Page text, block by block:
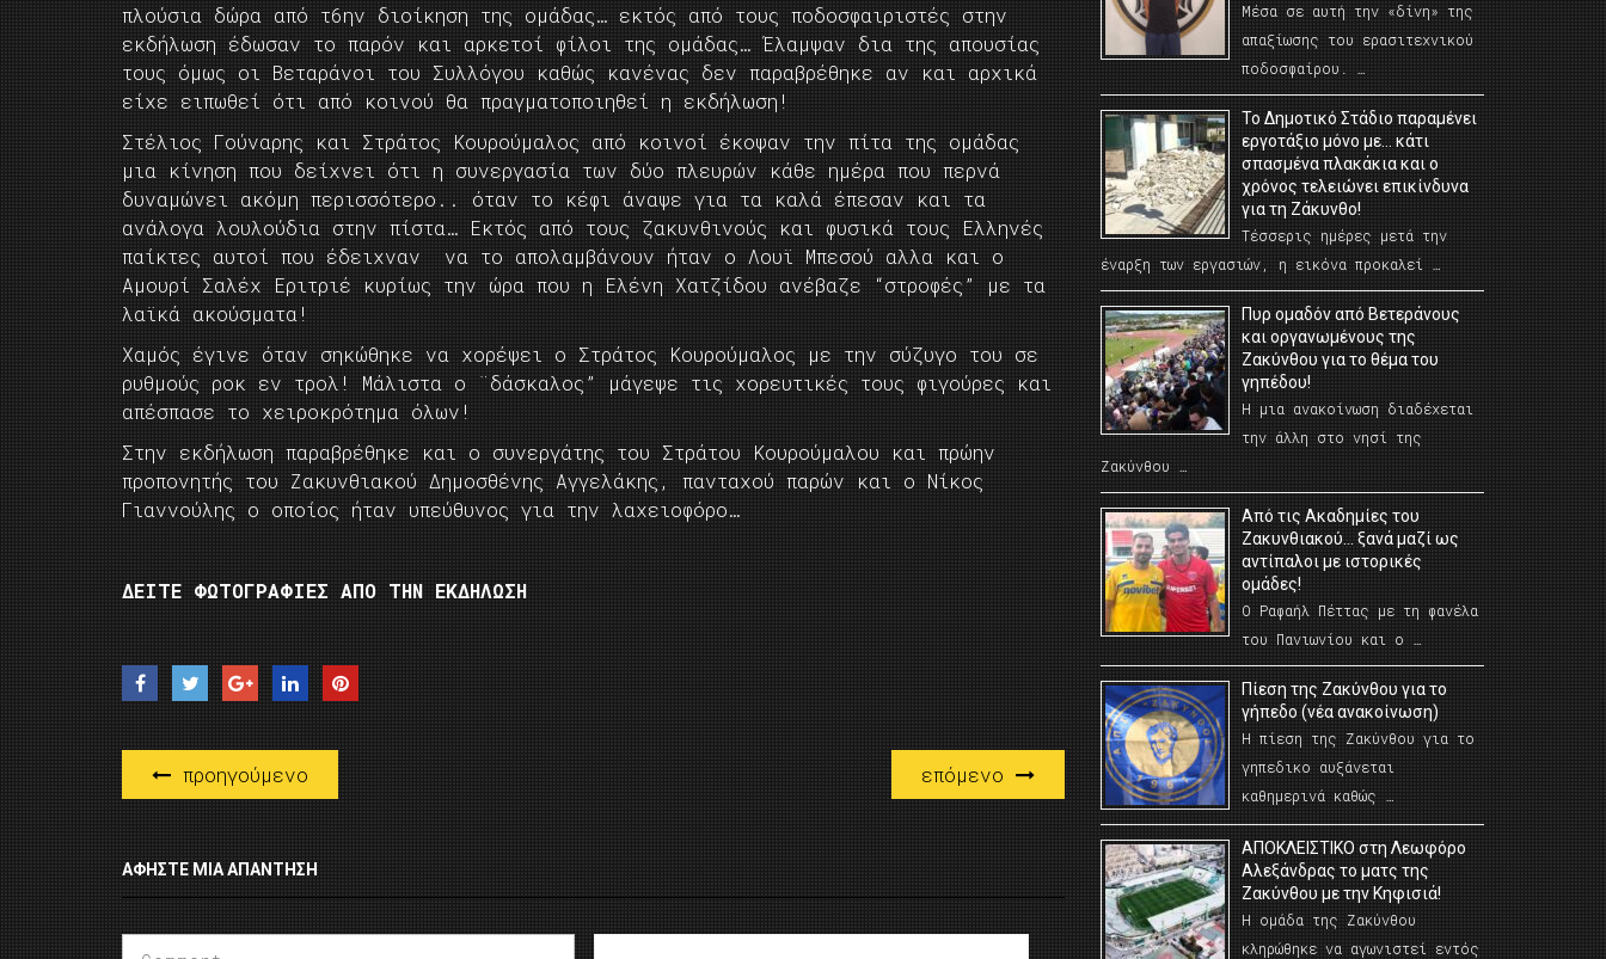
πλούσια δώρα από τ6ην διοίκηση της ομάδας… εκτός από τους ποδοσφαιριστές στην
εκδήλωση έδωσαν το παρόν και αρκετοί φίλοι της ομάδας… Έλαμψαν δια της απουσίας
τους όμως οι Βεταράνοι του Συλλόγου καθώς κανένας δεν παραβρέθηκε αν και αρχικά
είχε ειπωθεί ότι από κοινού θα πραγματοποιηθεί η εκδήλωση!
Στέλιος Γούναρης και Στράτος Κουρούμαλος από κοινοί έκοψαν την πίτα της ομάδας
μια κίνηση που δείχνει ότι η συνεργασία των δύο πλευρών κάθε ημέρα που περνά
δυναμώνει ακόμη περισσότερο.. όταν το κέφι άναψε για τα καλά έπεσαν και τα
ανάλογα λουλούδια στην πίστα… Εκτός από τους ζακυνθινούς και φυσικά τους Ελληνές
παίκτες αυτοί που έδειχναν να το απολαμβάνουν ήταν ο Λουϊ Μπεσού αλλα και ο
Αμουρί Σαλέχ Εριτριέ κυρίως την ώρα που η Ελένη Χατζίδου ανέβαζε “στροφές” με τα
λαϊκά ακούσματα!
Χαμός έγινε όταν σηκώθηκε να χορέψει ο Στράτος Κουρούμαλος με την σύζυγο του σε
ρυθμούς ροκ εν τρολ! Μάλιστα ο ¨δάσκαλος” μάγεψε τις χορευτικές τους φιγούρες και
απέσπασε το χειροκρότημα όλων!
Στην εκδήλωση παραβρέθηκε και ο συνεργάτης του Στράτου Κουρούμαλου και πρώην
προπονητής του Ζακυνθιακού Δημοσθένης Αγγελάκης, πανταχού παρών και ο Νίκος
Γιαννούλης ο οποίος ήταν υπεύθυνος για την λαχειοφόρο…
ΔΕΙΤΕ ΦΩΤΟΓΡΑΦΙΕΣ ΑΠΟ ΤΗΝ ΕΚΔΗΛΩΣΗ
προηγούμενο επόμενο
ΑΦΉΣΤΕ ΜΙΑ ΑΠΆΝΤΗΣΗ
Μέσα σε αυτή την «δίνη» της
απαξίωσης του ερασιτεχνικού
ποδοσφαίρου. …
Το Δημοτικό Στάδιο παραμένει
εργοτάξιο μόνο με… κάτι
σπασμένα πλακάκια και ο
χρόνος τελειώνει επικίνδυνα
για τη Ζάκυνθο!
Τέσσερις ημέρες μετά την
έναρξη των εργασιών, η εικόνα προκαλεί …
Πυρ ομαδόν από Βετεράνους
και οργανωμένους της
Ζακύνθου για το θέμα του
γηπέδου!
Η μια ανακοίνωση διαδέχεται
την άλλη στο νησί της
Ζακύνθου …
Από τις Ακαδημίες του
Ζακυνθιακού… ξανά μαζί ως
αντίπαλοι με ιστορικές
ομάδες!
Ο Ραφαήλ Πέττας με τη φανέλα
του Πανιωνίου και ο …
Πίεση της Ζακύνθου για το
γήπεδο (νέα ανακοίνωση)
Η πίεση της Ζακύνθου για το
γηπεδικο αυξάνεται
καθημερινά καθώς …
AΠΟΚΛΕΙΣΤΙΚΟ στη Λεωφόρο
Αλεξάνδρας το ματς της
Ζακύνθου με την Κηφισιά!
Η ομάδα της Ζακύνθου
κληρώθηκε να αγωνιστεί εντός